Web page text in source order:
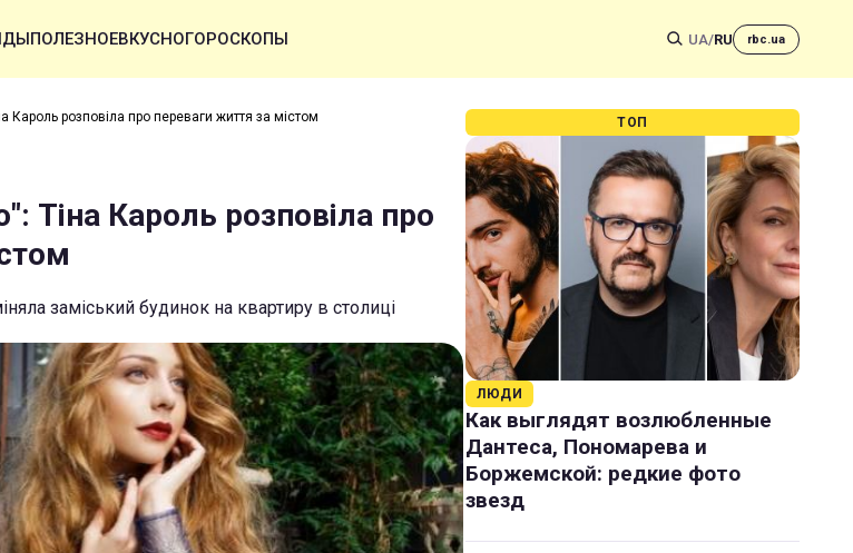
ПОЛЕЗНОЕВКУСНОГОРОСКОПЫ UA/RU rbc.ua
Кароль розповіла про переваги життя за містом
Тіна Кароль розповіла про
заміський будинок на квартиру в столиці
ТОП
ЛЮДИ
Как выглядят возлюбленные
Дантеса, Пономарева и
Боржемской: редкие фото
звезд